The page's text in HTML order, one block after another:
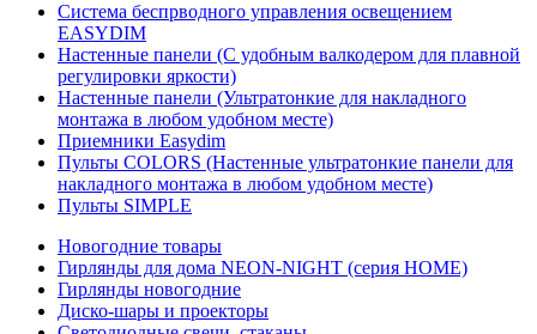
Система беспрводного управления освещением
EASYDIM
Настенные панели (С удобным валкодером для плавной
регулировки яркости)
Настенные панели (Ультратонкие для накладного
монтажа в любом удобном месте)
Приемники Easydim
Пульты COLORS (Настенные ультратонкие панели для
накладного монтажа в любом удобном месте)
Пульты SIMPLE
Новогодние товары
Гирлянды для дома NEON-NIGHT (серия HOME)
Гирлянды новогодние
Диско-шары и проекторы